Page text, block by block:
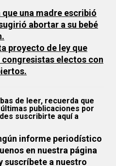
una madre escribió
abortar a su bebé
proyecto de ley que
electos con
de leer, recuerda que
publicaciones por
suscribirte aquí a
informe periodístico
en nuestra página
suscríbete a nuestro